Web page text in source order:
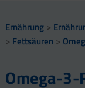
Ernährung
Fettsäuren
Omega-